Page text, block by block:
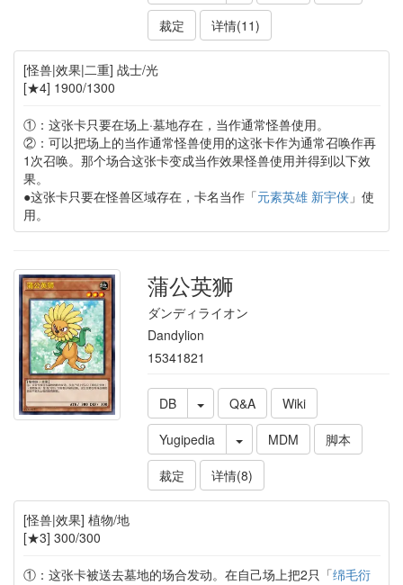
裁定
详情(11)
[怪兽|效果|二重] 战士/光
[★4] 1900/1300
①：这张卡只要在场上·墓地存在，当作通常怪兽使用。
②：可以把场上的当作通常怪兽使用的这张卡作为通常召唤作再
1次召唤。那个场合这张卡变成当作效果怪兽使用并得到以下效
果。
●这张卡只要在怪兽区域存在，卡名当作「元素英雄 新宇侠」使
用。
蒲公英狮
ダンディライオン
Dandylion
15341821
DB Q&A
Wiki
Yugipedia
MDM
脚本
裁定
详情(8)
[怪兽|效果] 植物/地
[★3] 300/300
①：这张卡被送去墓地的场合发动。在自己场上把2只「绵毛衍